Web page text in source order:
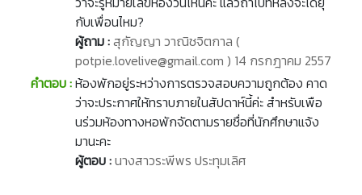
กับเพื่อนไหม?
ผู้ถาม :สุกัญญา วาณิชจิตกาล (
potpie.lovelive@gmail.com ) 14 กรกฎาคม 2557
คำตอบ :ห้องพักอยู่ระหว่างการตรวจสอบความถูกต้อง คาด
ว่าจะประกาศให้ทราบภายในสัปดาห์นี้ค่ะ สำหรับเพือ
นร่วมห้องทางหอพักจัดตามรายชื่อที่นักศึกษาแจ้ง
มานะคะ
ผู้ตอบ :นางสาวระพีพร ประทุมเลิศ